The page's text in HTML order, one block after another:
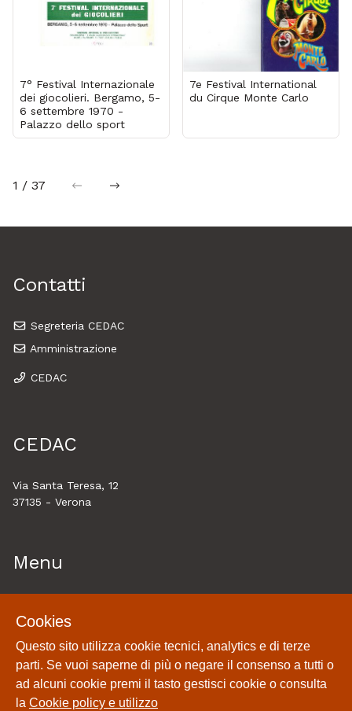
7° Festival Internazionale
dei giocolieri. Bergamo, 5-
6 settembre 1970 -
Palazzo dello sport
7e Festival International
du Cirque Monte Carlo
1 / 37 precedentesuccessiva
Contatti
Segreteria CEDAC
Amministrazione
CEDAC
CEDAC
Via Santa Teresa, 12
37135 - Verona
Menu
Esplora
Historytelling
Cookie policy e utilizzo
Cookies
Questo sito utilizza cookie tecnici, analytics e di terze
parti. Se vuoi saperne di più o negare il consenso a tutti o
ad alcuni cookie premi il tasto gestisci cookie o consulta
la Cookie policy e utilizzo